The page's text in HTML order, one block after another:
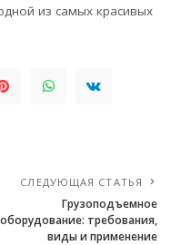
из самых красивых
СЛЕДУЮЩАЯ СТАТЬЯ
Грузоподъемное
оборудование: требования,
виды и применение